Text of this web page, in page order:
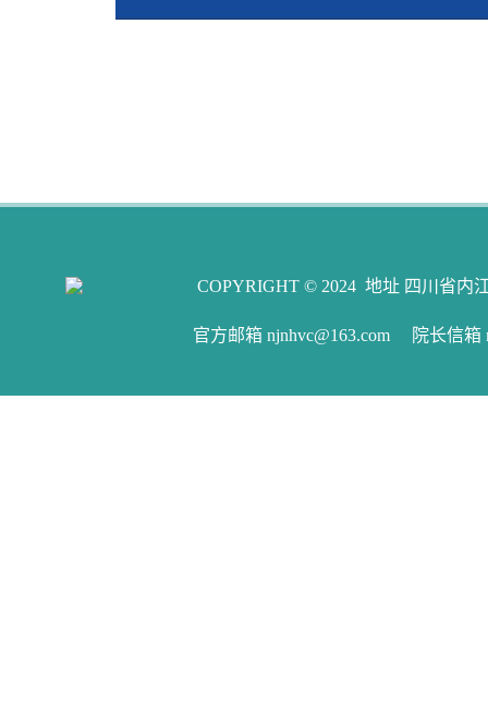
COPYRIGHT © 2024 地址 四川省内
官方邮箱 njnhvc@163.com 院长信箱